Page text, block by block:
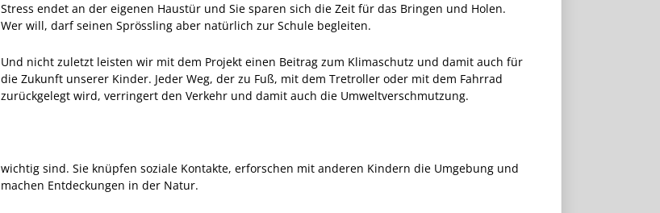
Stress endet an der eigenen Haustür und Sie sparen sich die Zeit für das Bringen und Holen.
Wer will, darf seinen Sprössling aber natürlich zur Schule begleiten.
Und nicht zuletzt leisten wir mit dem Projekt einen Beitrag zum Klimaschutz und damit auch für
die Zukunft unserer Kinder. Jeder Weg, der zu Fuß, mit dem Tretroller oder mit dem Fahrrad
zurückgelegt wird, verringert den Verkehr und damit auch die Umweltverschmutzung.
wichtig sind. Sie knüpfen soziale Kontakte, erforschen mit anderen Kindern die Umgebung und
machen Entdeckungen in der Natur.